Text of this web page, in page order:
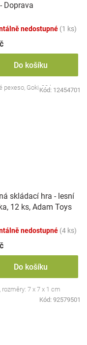
Doprava
nedostupné (1 ks)
Do košíku
pexeso, Goki, 32 ks
Kód: 12454701
skládací hra - lesní
12 ks, Adam Toys
nedostupné (4 ks)
Do košíku
rozměry: 7 x 7 x 1 cm
Kód: 92579501